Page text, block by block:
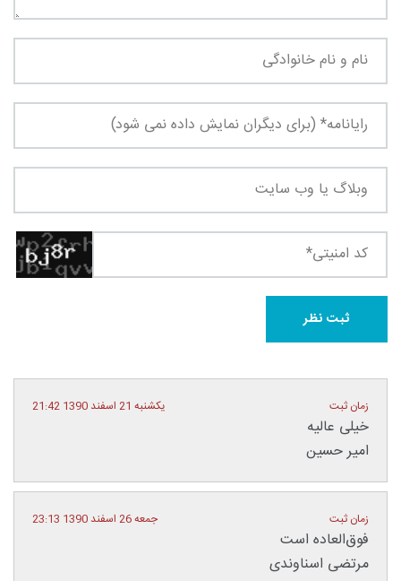
زمان ثبت یکشنبه 21 اسفند 1390 21:42
خیلی عالیه
امیر حسین
زمان ثبت جمعه 26 اسفند 1390 23:13
فوق‌العاده است
مرتضی اسناوندی